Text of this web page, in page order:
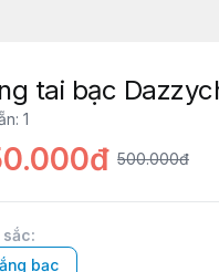
tai bạc
: 1
500.000đ
sắc:
bạc